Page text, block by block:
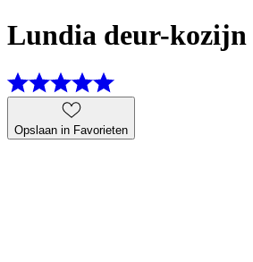
Lundia deur-kozijn
Opslaan in Favorieten